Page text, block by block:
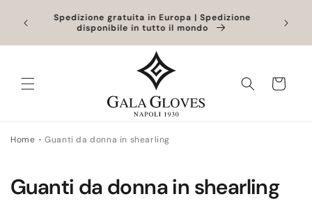
direttamente
ai contenuti
Spedizione gratuita in Europa | Spedizione
disponibile in tutto il mondo
Carrello
Home Guanti da donna in shearling
C
Guanti da donna in shearling